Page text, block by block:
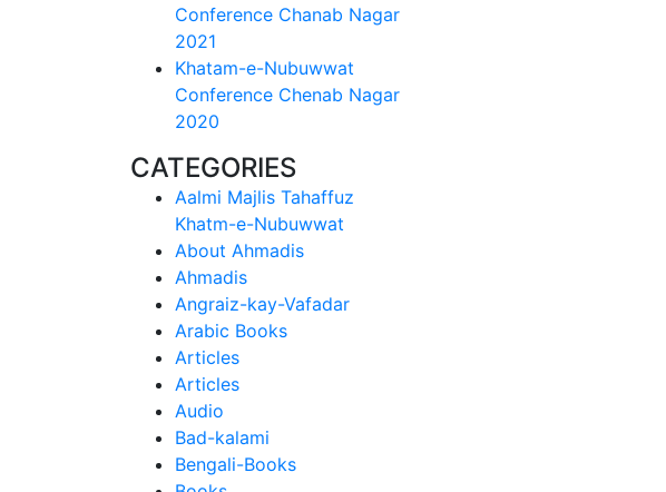
Conference Chanab Nagar
2021
Khatam-e-Nubuwwat
Conference Chenab Nagar
2020
CATEGORIES
Aalmi Majlis Tahaffuz
Khatm-e-Nubuwwat
About Ahmadis
Ahmadis
Angraiz-kay-Vafadar
Arabic Books
Articles
Articles
Audio
Bad-kalami
Bengali-Books